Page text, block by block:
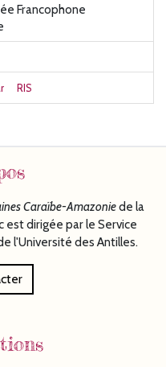
Francophone
RIS
Caraïbe-Amazoniede la
dirigée par le Service
l'Université des Antilles.